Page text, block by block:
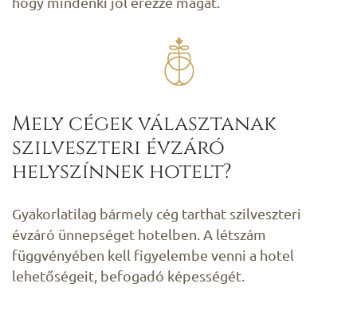
Mely cégek választanak
szilveszteri évzáró
helyszínnek hotelt?
Gyakorlatilag bármely cég tarthat szilveszteri
évzáró ünnepséget hotelben. A létszám
függvényében kell figyelembe venni a hotel
lehetőségeit, befogadó képességét.